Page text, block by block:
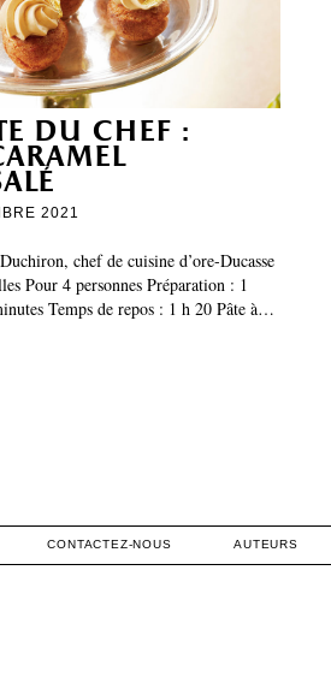
du chef :
2021
chef de cuisine d’ore-Ducasse
Pour 4 personnes Préparation : 1
Temps de repos : 1 h 20 Pâte à…
CONTACTEZ-NOUS AUTEURS